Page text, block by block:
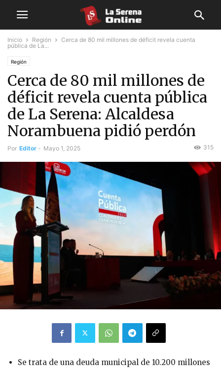
Inicio Región
Cerca de 80 mil millones de déficit revela cuenta
pública de La...
Región
Cerca de 80 mil millones de
déficit revela cuenta pública
de La Serena: Alcaldesa
Norambuena pidió perdón
Por Editor - Mayo 1, 2025 315
Se trata de una deuda municipal de 10.200 millones